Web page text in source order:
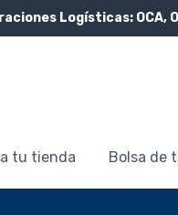
Logísticas: OCA,
tu tienda Bolsa de